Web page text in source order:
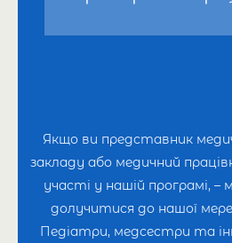
Якщо ви представник
закладу або медичний
участі у нашій програмі,
долучитися до нашої
Педіатри, медсестри та